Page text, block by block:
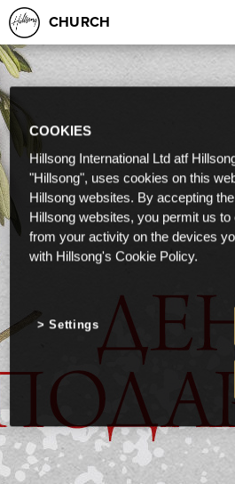
CHURCH
COOKIES
Hillsong International Ltd atf
"Hillsong", uses cookies on this
Hillsong websites. By accepting
Hillsong websites, you permit us
from your activity on the devices
with Hillsong's Cookie Policy.
Settings